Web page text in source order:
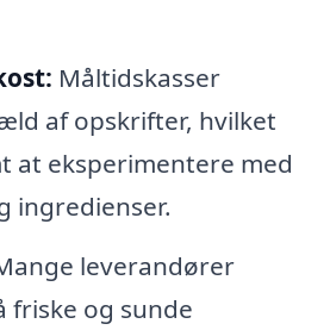
Måltidskasser
af opskrifter, hvilket
at eksperimentere med
ingredienser.
leverandører
friske og sunde